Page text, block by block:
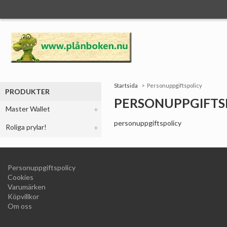
PRODUKTER
Master Wallet
Roliga prylar!
Startsida Personuppgiftspolicy
personuppgiftspolicy
Personuppgiftspolicy
Cookies
Varumärken
Köpvillkor
Om oss